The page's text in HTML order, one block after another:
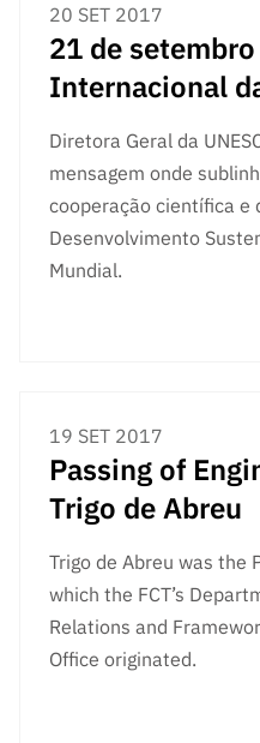
20 SET 2017
21 de
Internacional
Diretora Geral da
mensagem onde
cooperação científica e
Desenvolvimento
Mundial.
19 SET 2017
Passing of
Trigo de Abreu
Trigo de Abreu was the
which the FCT’s
Relations and
Office originated.